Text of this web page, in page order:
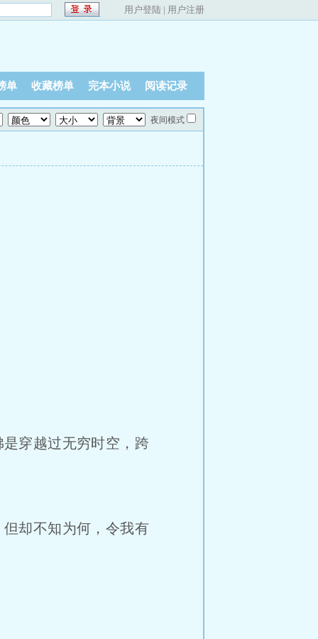
用户登陆 | 用户注册
单 收藏榜单 完本小说 阅读记录
夜间模式
穿越过无穷时空，跨
却不知为何，令我有